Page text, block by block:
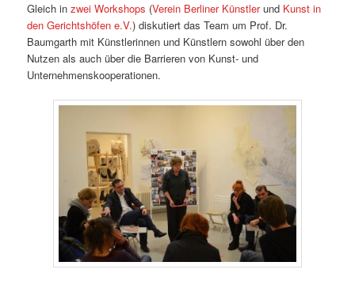
Gleich inzwei Workshops (Verein Berliner Künstlerund Kunst in
den Gerichtshöfen e.V.) diskutiert das Team um Prof. Dr.
Baumgarth mit Künstlerinnen und Künstlern sowohl über den
Nutzen als auch über die Barrieren von Kunst- und
Unternehmenskooperationen.